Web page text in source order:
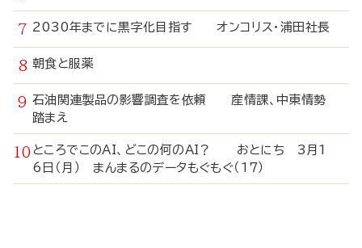
2030年までに黒字化目指す オンコリス・浦田社長
朝食と服薬
石油関連製品の影響調査を依頼 産情課、中東情勢
踏まえ
ところでこのAI、どこの何のAI？ おとにち 3月1
6日（月） まんまるのデータもぐもぐ（17）